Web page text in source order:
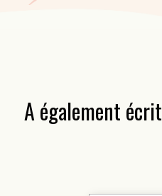
A également écrit